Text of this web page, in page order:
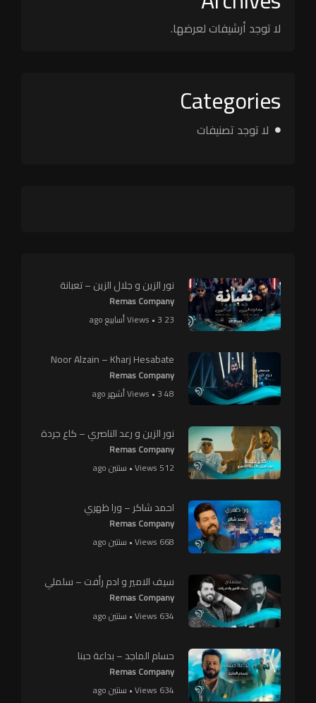
لا توجد أرشيفات لعرضها.
Categories
لا توجد تصنيفات
نور الزين و جلال الزين – تعبانة
Remas Company
23 Views • 3 أسابيع ago
Noor Alzain – Kharj Hesabate
Remas Company
48 Views • 3 أشهر ago
نور الزين و رعد الناصري – كاع جردة
Remas Company
512 Views • سنتين ago
احمد شاكر – ورا ظهري
Remas Company
668 Views • سنتين ago
سيف الامير و ادم رأفت – سلملي
Remas Company
634 Views • سنتين ago
حسام الماجد – بداعة حبنا
Remas Company
634 Views • سنتين ago